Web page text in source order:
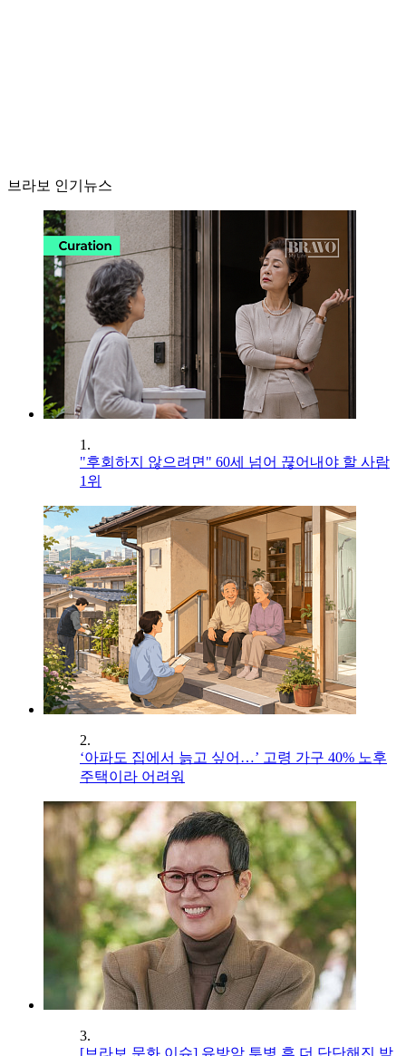
브라보 인기뉴스
1.
"후회하지 않으려면" 60세 넘어 끊어내야 할 사람
1위
2.
‘아파도 집에서 늙고 싶어…’ 고령 가구 40% 노후
주택이라 어려워
3.